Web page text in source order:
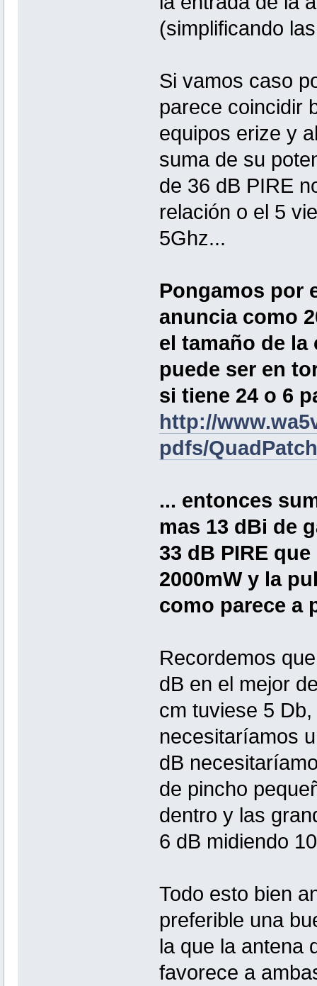
(simplificando
Si vamos caso
parece coincidir
equipos erize y
suma de su
de 36 dB PIRE
relación o el 5
5Ghz...
Pongamos por
anuncia como
el tamaño de la
puede ser en
si tiene 24 o 6
http://
pdfs/
... entonces
mas 13 dBi de
33 dB PIRE
2000mW y la
como parece a
Recordemos
dB en el mejor
cm tuviese 5
necesitaríamos
dB
de pincho
dentro y las
6 dB midiendo
Todo esto bien
preferible una
la que la antena
favorece a